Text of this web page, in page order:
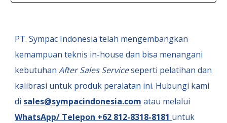
PT. Sympac Indonesia telah mengembangkan
kemampuan teknis in-house dan bisa menangani
kebutuhanAfter Sales Serviceseperti pelatihan dan
kalibrasi untuk produk peralatan ini. Hubungi kami
di sales@sympacindonesia.com atau melalui
WhatsApp/ Telepon +62 812-8318-8181 untuk